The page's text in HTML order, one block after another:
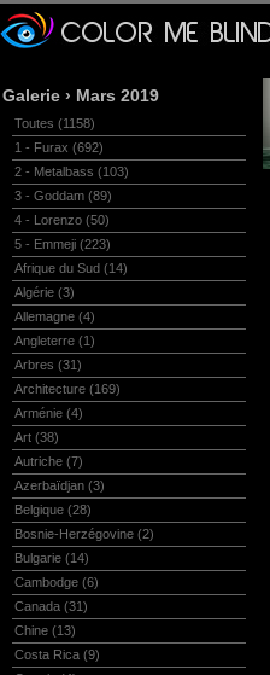
Galerie › Mars 2019
Toutes (1158)
1 - Furax (692)
2 - Metalbass (103)
3 - Goddam (89)
4 - Lorenzo (50)
5 - Emmeji (223)
Afrique du Sud (14)
Algérie (3)
Allemagne (4)
Angleterre (1)
Arbres (31)
Architecture (169)
Arménie (4)
Art (38)
Autriche (7)
Azerbaïdjan (3)
Belgique (28)
Bosnie-Herzégovine (2)
Bulgarie (14)
Cambodge (6)
Canada (31)
Chine (13)
Costa Rica (9)